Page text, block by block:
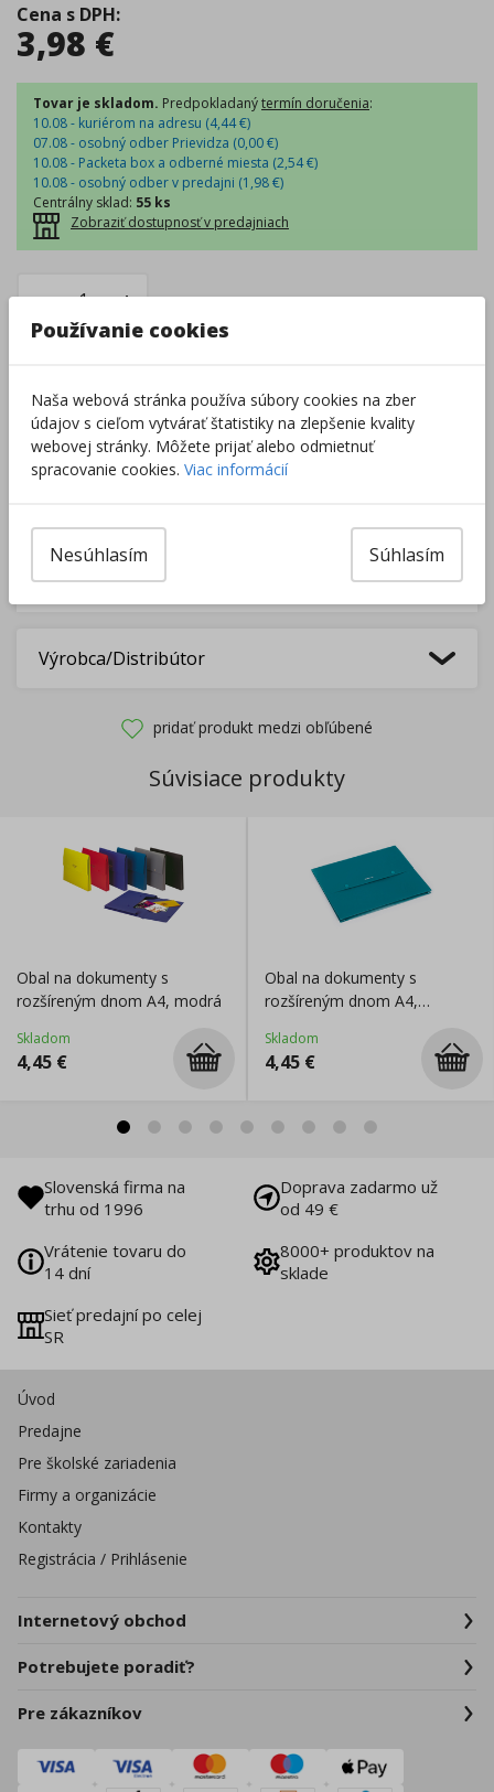
Cena s DPH:
3,98 €
Tovar je skladom. Predpokladanýtermín doručenia:
10.08 - kuriérom na adresu (4,44€)
07.08 - osobný odber Prievidza (0,00€)
10.08 - Packeta box a odberné miesta (2,54€)
10.08 - osobný odber v predajni (1,98€)
Centrálny sklad: 55 ks
Zobraziť dostupnosť v predajniach
– +
Pri nákupe zaďalších 49.00€
získatedopravu zadarmo.
Rozdávame
na podporu vzdelávania.
Nakúpte za ďalších darček zadarmo.
Výrobca/Distribútor
pridať produkt medzi obľúbené
Súvisiace produkty
Obal na dokumenty s
rozšíreným dnom A4, modrá
Skladom
4,45 €
Obal na dokumenty s
rozšíreným dnom A4,
Skladom
4,45 €
Slovenská firma na
trhu od 1996
Doprava zadarmo už
od 49 €
Vrátenie tovaru do
14 dní
8000+ produktov na
sklade
Sieť predajní po celej
SR
Úvod
Predajne
Pre školské zariadenia
Firmy a organizácie
Kontakty
Registrácia / Prihlásenie
Internetový obchod
Potrebujete poradiť?
Pre zákazníkov
Používanie cookies
Naša webová stránka používa súbory cookies na zber
údajov s cieľom vytvárať štatistiky na zlepšenie kvality
webovej stránky. Môžete prijať alebo odmietnuť
spracovanie cookies. Viac informácií
Súhlasím
Nesúhlasím